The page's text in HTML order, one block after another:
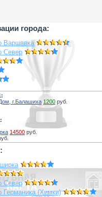
города:
Варшавка
Север
г.Балашиха 1200 руб.
14500 руб.
Север
Германика (Химки)